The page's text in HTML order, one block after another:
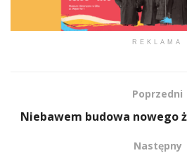
REKLAMA
Poprzedni
Niebawem budowa nowego
Następny